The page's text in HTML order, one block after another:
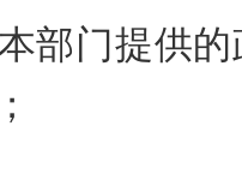
本部门提供